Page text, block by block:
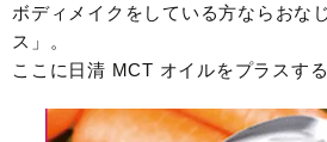
ボディメイクをしている方ならおな
ス」。
ここに日清 MCT オイルをプラスす